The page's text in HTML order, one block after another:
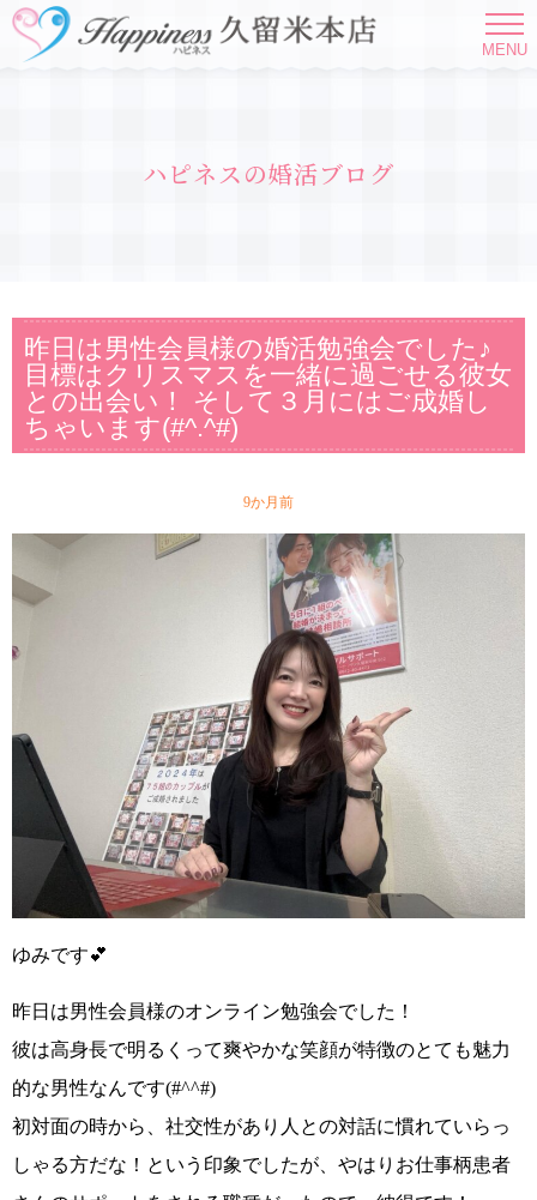
MENU
ハピネスの婚活ブログ
昨日は男性会員様の婚活勉強会でした♪
目標はクリスマスを一緒に過ごせる彼女
との出会い！ そして３月にはご成婚し
ちゃいます(#^.^#)
9か月前
ゆみです💕
昨日は男性会員様のオンライン勉強会でした！
彼は高身長で明るくって爽やかな笑顔が特徴のとても魅力
的な男性なんです(#^^#)
初対面の時から、 社交性があり人との対話に慣れていらっ
しゃる方だな！ という印象でしたが、やはりお仕事柄患者